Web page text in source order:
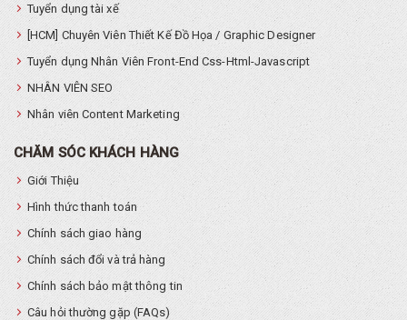
Tuyển dụng tài xế
[HCM] Chuyên Viên Thiết Kế Đồ Họa / Graphic Designer
Tuyển dụng Nhân Viên Front-End Css-Html-Javascript
NHÂN VIÊN SEO
Nhân viên Content Marketing
CHĂM SÓC KHÁCH HÀNG
Giới Thiệu
Hình thức thanh toán
Chính sách giao hàng
Chính sách đổi và trả hàng
Chính sách bảo mật thông tin
Câu hỏi thường gặp (FAQs)